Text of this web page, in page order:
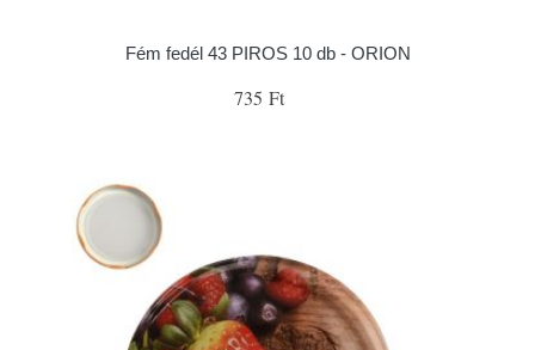
Fém fedél 43 PIROS 10 db - ORION
735 Ft